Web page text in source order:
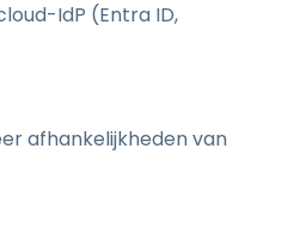
IdP (Entra ID,
afhankelijkheden van